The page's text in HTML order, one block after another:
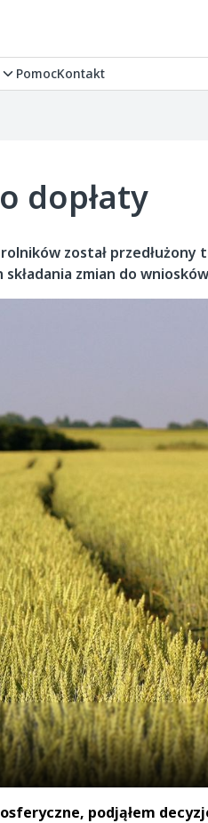
PomocKontakt
dopłaty
został przedłużony
zmian do wniosków
podjąłem